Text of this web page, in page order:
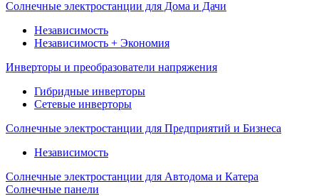
Солнечные электростанции для Дома и Дачи
Независимость
Независимость + Экономия
Инверторы и преобразователи напряжения
Гибридные инверторы
Сетевые инверторы
Солнечные электростанции для Предприятий и Бизнеса
Независимость
Солнечные электростанции для Автодома и Катера
Солнечные панели